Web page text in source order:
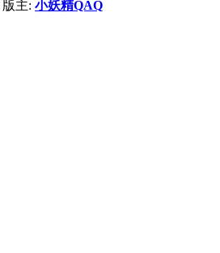
版主: 小妖精QAQ